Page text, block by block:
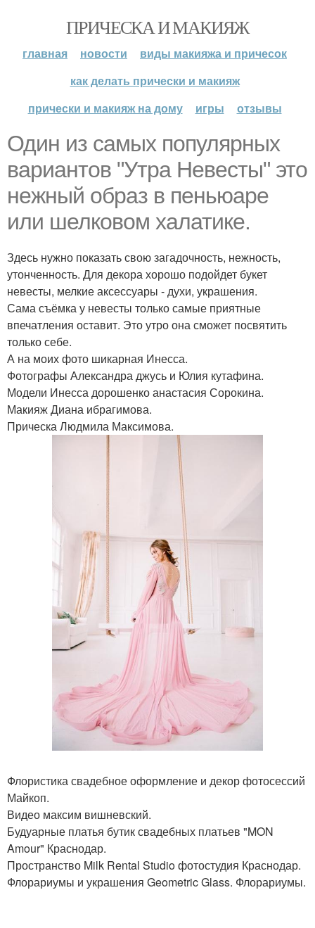
ПРИЧЕСКА И МАКИЯЖ
главная новости
виды макияжа и причесок
как делать прически и макияж
прически и макияж на дому
игры отзывы
Один из самых популярных
вариантов "Утра Невесты" это
нежный образ в пеньюаре
или шелковом халатике.
Здесь нужно показать свою загадочность, нежность,
утонченность. Для декора хорошо подойдет букет
невесты, мелкие аксессуары - духи, украшения.
Сама съёмка у невесты только самые приятные
впечатления оставит. Это утро она сможет посвятить
только себе.
А на моих фото шикарная Инесса.
Фотографы Александра джусь и Юлия кутафина.
Модели Инесса дорошенко анастасия Сорокина.
Макияж Диана ибрагимова.
Прическа Людмила Максимова.
Флористика свадебное оформление и декор фотосессий
Майкоп.
Видео максим вишневский.
Будуарные платья бутик свадебных платьев "MON
Amour" Краснодар.
Пространство Milk Rental Studio фотостудия Краснодар.
Флорариумы и украшения Geometric Glass. Флорариумы.